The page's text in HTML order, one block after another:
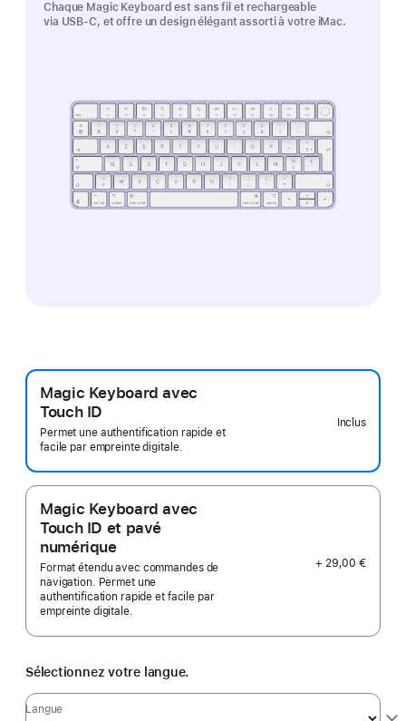
Chaque Magic Keyboard est sans fil et rechargeable
via USB-C, et offre un design élégant assorti à votre iMac.
Magic Keyboard avec
Touch ID
Permet une authentification rapide et
facile par empreinte digitale.
Inclus
Magic Keyboard avec
Touch ID et pavé
numérique
Format étendu avec commandes de
navigation. Permet une
authentification rapide et facile par
empreinte digitale.
+ 29,00 €
Sélectionnez votre langue.
Langue